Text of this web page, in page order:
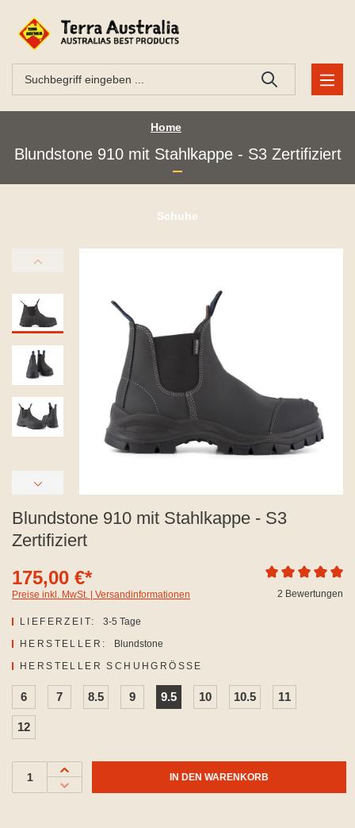
Home
Blundstone 910 mit Stahlkappe - S3 Zertifiziert
Schuhe
Blundstone 910 mit Stahlkappe - S3
Zertifiziert
175,00 €*
Preise inkl. MwSt. | Versandinformationen 2 Bewertungen
LIEFERZEIT:
3-5 Tage
HERSTELLER:
Blundstone
HERSTELLER SCHUHGRÖSSE
6 7 8.5 9 9.5 10 10.5 11
12
IN DEN WARENKORB